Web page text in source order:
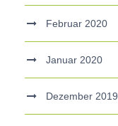
Februar 2020
Januar 2020
Dezember 2019